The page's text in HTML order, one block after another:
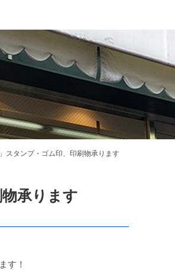
スタンプ・ゴム印、印刷物承ります
承ります
す！